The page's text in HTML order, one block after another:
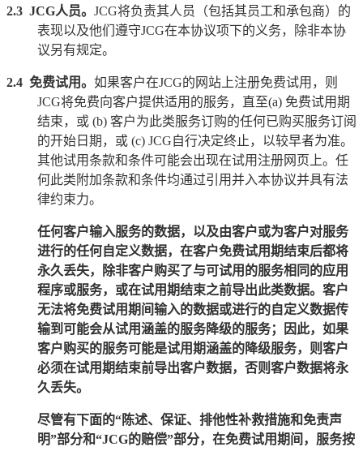
2.3 JCG人员。 JCG将负责其人员（包括其员工和承包商）的
表现以及他们遵守JCG在本协议项下的义务，除非本协
议另有规定。
2.4 免费试用。 如果客户在JCG的网站上注册免费试用，则
JCG将免费向客户提供适用的服务，直至(a) 免费试用期
结束，或(b) 客户为此类服务订购的任何已购买服务订阅
的开始日期，或(c) JCG自行决定终止，以较早者为准。
其他试用条款和条件可能会出现在试用注册网页上。任
何此类附加条款和条件均通过引用并入本协议并具有法
律约束力。
任何客户输入服务的数据，以及由客户或为客户对服务
进行的任何自定义数据，在客户免费试用期结束后都将
永久丢失，除非客户购买了与可试用的服务相同的应用
程序或服务，或在试用期结束之前导出此类数据。客户
无法将免费试用期间输入的数据或进行的自定义数据传
输到可能会从试用涵盖的服务降级的服务；因此，如果
客户购买的服务可能是试用期涵盖的降级服务，则客户
必须在试用期结束前导出客户数据，否则客户数据将永
久丢失。
尽管有下面的“陈述、保证、排他性补救措施和免责声
明”部分和“JCG的赔偿”部分，在免费试用期间，服务按